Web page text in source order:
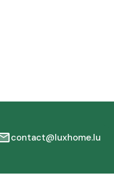
contact@luxhome.lu